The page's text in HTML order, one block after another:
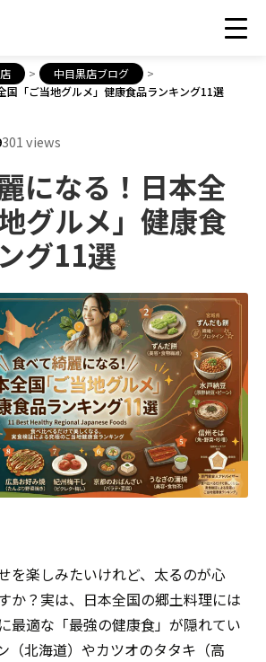
> 中目黒店ブログ
>
国「ご当地グルメ」健康食品ランキング11選
301 views
になる！日本全
グルメ」健康食
グ11選
を楽しみたいけれど、太るのが心
か？実は、日本全国の郷土料理には
最適な「最強の健康食」が隠れてい
（北海道）やカツオのタタキ（高